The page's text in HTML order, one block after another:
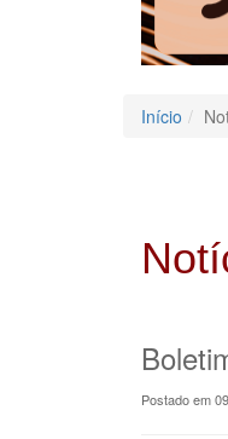
Início
Postado em